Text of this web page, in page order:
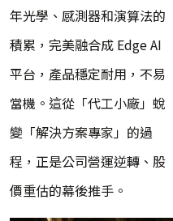
年光學、感測器和演算法的
積累，完美融合成 Edge AI
平台，產品穩定耐用，不易
當機。這從「代工小廠」蛻
變「解決方案專家」的過
程，正是公司營運逆轉、股
價重估的幕後推手。